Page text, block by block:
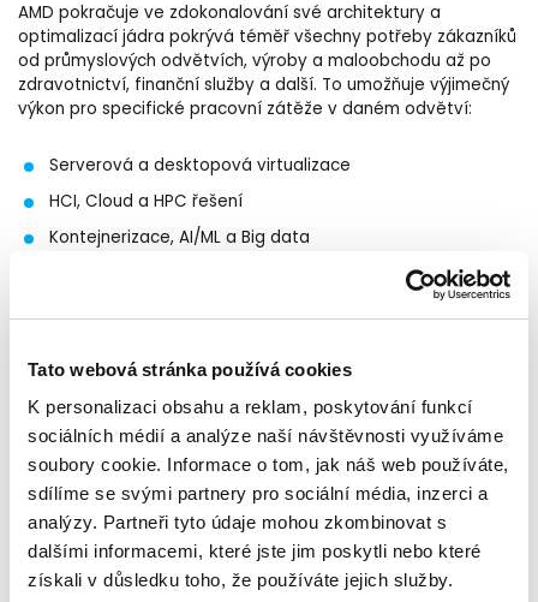
Tato webová stránka používá cookies
K personalizaci obsahu a reklam, poskytování funkcí
sociálních médií a analýze naší návštěvnosti využíváme
soubory cookie. Informace o tom, jak náš web používáte,
sdílíme se svými partnery pro sociální média, inzerci a
analýzy. Partneři tyto údaje mohou zkombinovat s
dalšími informacemi, které jste jim poskytli nebo které
získali v důsledku toho, že používáte jejich služby.
AMD pokračuje ve zdokonalování své architektury a
optimalizací jádra pokrývá téměř všechny potřeby zákazníků
od průmyslových odvětvích, výroby a maloobchodu až po
zdravotnictví, finanční služby a další. To umožňuje výjimečný
výkon pro specifické pracovní zátěže v daném odvětví:
Serverová a desktopová virtualizace
HCI, Cloud a HPC řešení
Kontejnerizace, AI/ML a Big data
Edge řešení
centra. Využijte tedy příležitosti znovu definovat svůj
potenciál a stanovte si nové, ambiciózní cíle.
Nejen výkon a zabezpečení jádra zdobí novou generaci AMD
EPYC™ procesorů. Ale i energetická účinnost je silným
ukazatelem, kdy díky konsolidaci výkonu lze ušetřit
zdroje. Například: Kdy pět serverů s 380 virtuály bylo
zmigrováno na jeden, dvousocketový AMD server při použití
VMware Architecture Migration Tool. Nebo použitím AMD